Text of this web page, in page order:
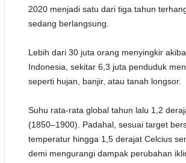
2020 menjadi satu dari tiga tahun
sedang berlangsung.
Lebih dari 30 juta orang menyingkir
Indonesia, sekitar 6,3 juta penduduk
seperti hujan, banjir, atau tanah longsor.
Suhu rata-rata global tahun lalu 1,2
(1850–1900). Padahal, sesuai target
temperatur hingga 1,5 derajat Celcius
demi mengurangi dampak perubahan